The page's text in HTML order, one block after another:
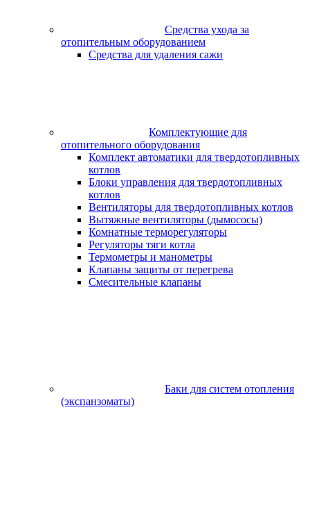
Средства ухода за
отопительным оборудованием
Средства для удаления сажи
Комплектующие для
отопительного оборудования
Комплект автоматики для твердотопливных
котлов
Блоки управления для твердотопливных
котлов
Вентиляторы для твердотопливных котлов
Вытяжные вентиляторы (дымососы)
Комнатные терморегуляторы
Регуляторы тяги котла
Термометры и манометры
Клапаны защиты от перегрева
Смесительные клапаны
Баки для систем отопления
(экспанзоматы)